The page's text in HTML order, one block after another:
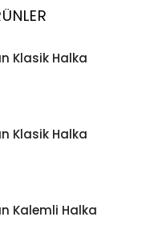
Klasik Halka
Klasik Halka
Kalemli Halka